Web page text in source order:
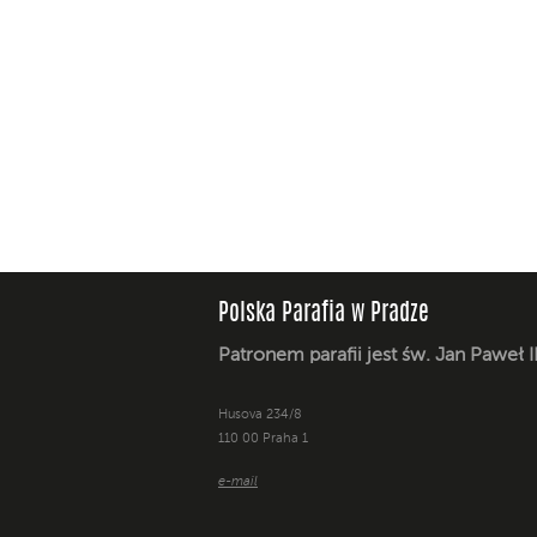
Polska Parafia w Pradze
Patronem parafii jest św. Jan Paweł II
Husova 234/8
110 00 Praha 1
e-mail